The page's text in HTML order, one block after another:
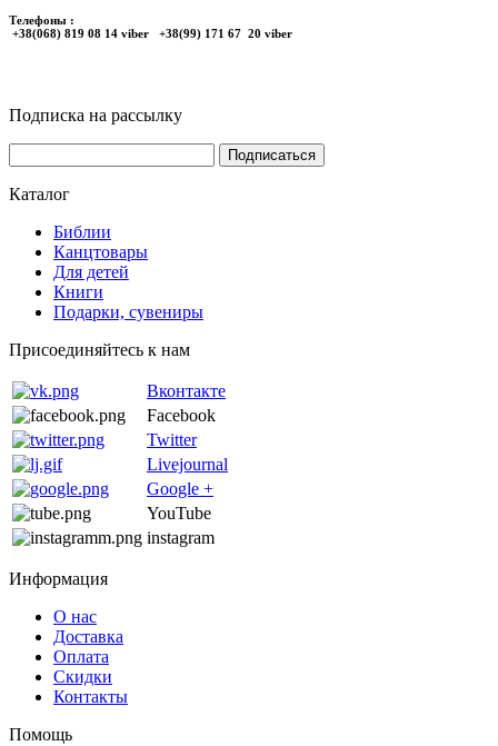
Телефоны :
+38(068) 819 08 14 viber +38(99) 171 67 20 viber
Подписка на рассылку
Каталог
Библии
Канцтовары
Для детей
Книги
Подарки, сувениры
Присоединяйтесь к нам
Вконтакте
Facebook
Twitter
Livejournal
Google +
YouTube
instagram
Информация
О нас
Доставка
Оплата
Скидки
Контакты
Помощь